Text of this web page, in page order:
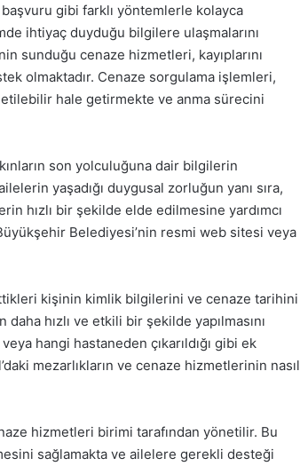
gibi farklı yöntemlerle kolayca
ihtiyaç duyduğu bilgilere ulaşmalarını
sunduğu cenaze hizmetleri, kayıplarını
olmaktadır. Cenaze sorgulama işlemleri,
hale getirmekte ve anma sürecini
son yolculuğuna dair bilgilerin
yaşadığı duygusal zorluğun yanı sıra,
hızlı bir şekilde elde edilmesine yardımcı
Belediyesi’nin resmi web sitesi veya
kişinin kimlik bilgilerini ve cenaze tarihini
hızlı ve etkili bir şekilde yapılmasını
hangi hastaneden çıkarıldığı gibi ek
mezarlıkların ve cenaze hizmetlerinin nasıl
hizmetleri birimi tarafından yönetilir. Bu
sağlamakta ve ailelere gerekli desteği